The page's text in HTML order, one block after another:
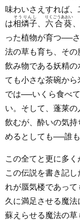
味わいさえすれば
は相燐子
そうりんし
六合葵
りくごうあおい
った植物が育つ──
法の草も育ち、そ
飲み物である妖精の
ても小さな茶碗から
では──いくら食べ
い。そして、蓬莱
飲むが、酔いの気
めるとしても──誰
この全てと更に多く
この伝説を書き記
れが蜃気楼であっ
久に満足させる魔
蘇えらせる魔法の